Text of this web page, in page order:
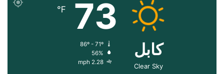
کابل
Clear Sky
73
℉
56%
2.28 mph